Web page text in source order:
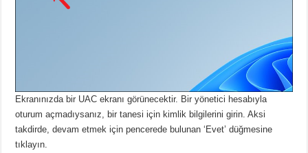
Ekranınızda bir UAC ekranı görünecektir. Bir yönetici hesabıyla
oturum açmadıysanız, bir tanesi için kimlik bilgilerini girin.Aksi
takdirde, devam etmek için pencerede bulunan ‘Evet’ düğmesine
tıklayın.